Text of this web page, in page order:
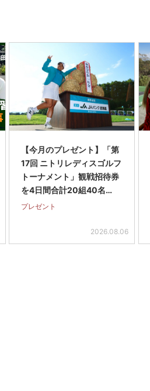
【今月のプレゼント】「第
17回 ニトリレディスゴルフ
トーナメント」観戦招待券
を4日間合計20組40名…
プレゼント
2026.08.06